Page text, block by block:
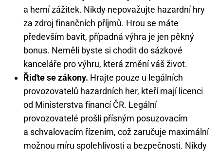
a herní zážitek. Nikdy nepovažujte hazardní hry
za zdroj finančních příjmů. Hrou se máte
především bavit, případná výhra je jen pěkný
bonus. Neměli byste si chodit do sázkové
kanceláře pro výhru, která změní váš život.
Řiďte se zákony. Hrajte pouze u legálních
provozovatelů hazardních her, kteří mají licenci
od Ministerstva financí ČR. Legální
provozovatelé prošli přísným posuzovacím
a schvalovacím řízením, což zaručuje maximální
možnou míru spolehlivosti a bezpečnosti. Nikdy